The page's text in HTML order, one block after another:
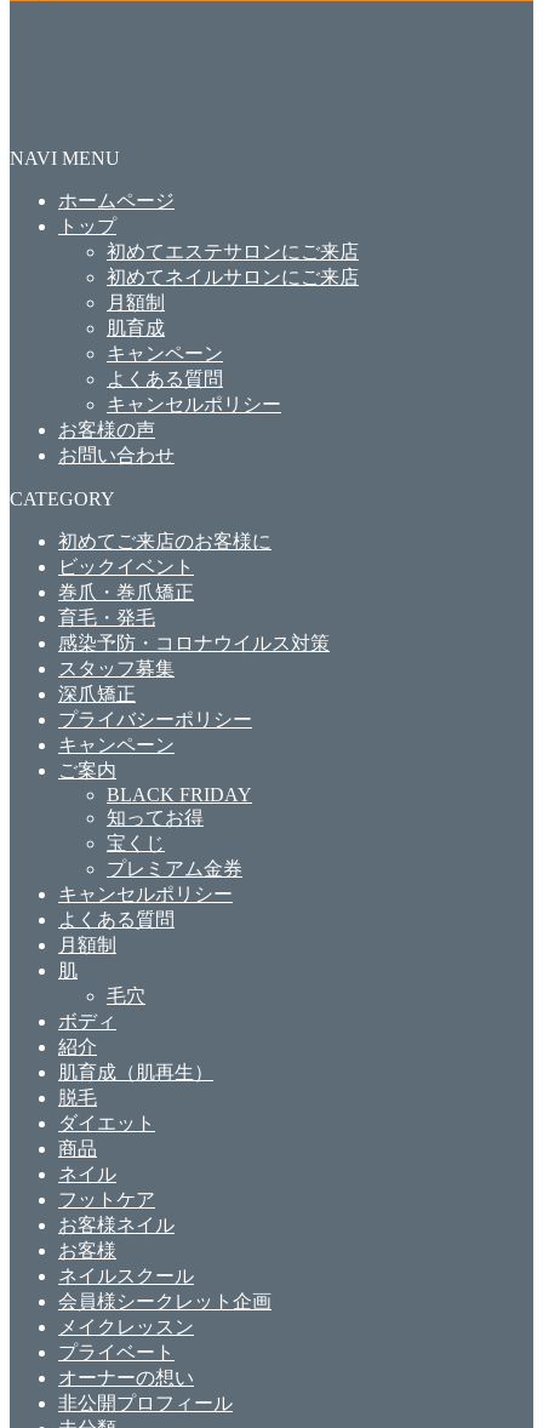
NAVI MENU
ホームページ
トップ
初めてエステサロンにご来店
初めてネイルサロンにご来店
月額制
肌育成
キャンペーン
よくある質問
キャンセルポリシー
お客様の声
お問い合わせ
CATEGORY
初めてご来店のお客様に
ビックイベント
巻爪・巻爪矯正
育毛・発毛
感染予防・コロナウイルス対策
スタッフ募集
深爪矯正
プライバシーポリシー
キャンペーン
ご案内
BLACK FRIDAY
知ってお得
宝くじ
プレミアム金券
キャンセルポリシー
よくある質問
月額制
肌
毛穴
ボディ
紹介
肌育成（肌再生）
脱毛
ダイエット
商品
ネイル
フットケア
お客様ネイル
お客様
ネイルスクール
会員様シークレット企画
メイクレッスン
プライベート
オーナーの想い
非公開プロフィール